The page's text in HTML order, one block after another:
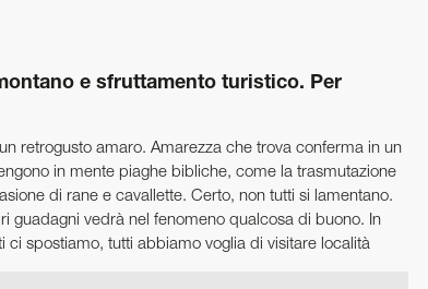
e sfruttamento turistico. Per
retrogusto amaro. Amarezza che trova conferma in un
in mente piaghe bibliche, come la trasmutazione
di rane e cavallette. Certo, non tutti si lamentano.
guadagni vedrà nel fenomeno qualcosa di buono. In
spostiamo, tutti abbiamo voglia di visitare località